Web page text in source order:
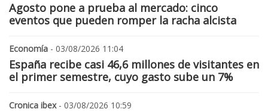
Agosto pone a prueba al mercado: cinco
eventos que pueden romper la racha alcista
Economía - 03/08/2026 11:04
España recibe casi 46,6 millones de visitantes en
el primer semestre, cuyo gasto sube un 7%
Cronica ibex- 03/08/2026 10:59